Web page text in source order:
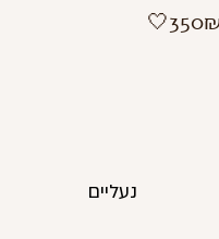
נעליים